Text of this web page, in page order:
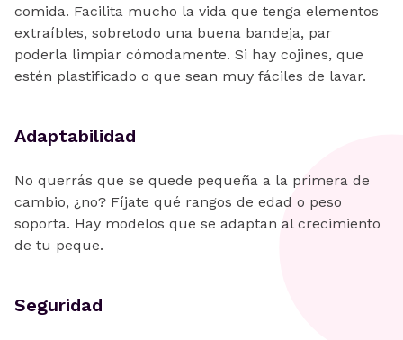
comida. Facilita mucho la vida que tenga elementos
extraíbles, sobretodo una buena bandeja, par
poderla limpiar cómodamente. Si hay cojines, que
estén plastificado o que sean muy fáciles de lavar.
Adaptabilidad
No querrás que se quede pequeña a la primera de
cambio, ¿no? Fíjate qué rangos de edad o peso
soporta. Hay modelos que se adaptan al crecimiento
de tu peque.
Seguridad